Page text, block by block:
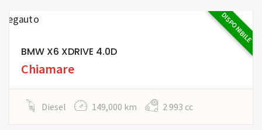
DISPONIBILE
BMW X6 XDRIVE 4.0D
Chiamare
Diesel 149,000 km 2 993 cc